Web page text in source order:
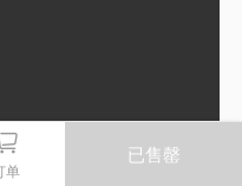
单
已售罄